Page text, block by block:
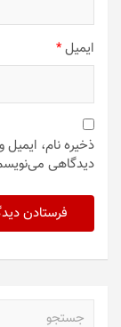
ایمیل*
ذخیره نام،
دیدگاهی